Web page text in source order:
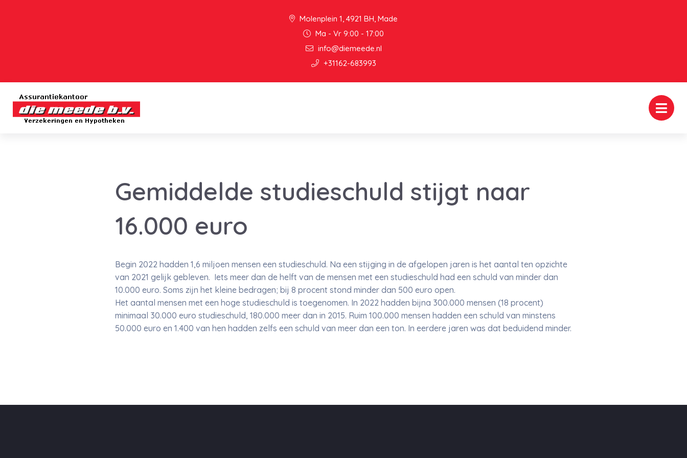
Molenplein 1, 4921 BH, Made
Ma - Vr 9:00 - 17:00
info@diemeede.nl
+31162-683993
Gemiddelde studieschuld stijgt naar
16.000 euro
Begin 2022 hadden 1,6 miljoen mensen een studieschuld. Na een stijging in de afgelopen jaren is het aantal ten opzichte
van 2021 gelijk gebleven. Iets meer dan de helft van de mensen met een studieschuld had een schuld van minder dan
10.000 euro. Soms zijn het kleine bedragen; bij 8 procent stond minder dan 500 euro open.
Het aantal mensen met een hoge studieschuld is toegenomen. In 2022 hadden bijna 300.000 mensen (18 procent)
minimaal 30.000 euro studieschuld, 180.000 meer dan in 2015. Ruim 100.000 mensen hadden een schuld van minstens
50.000 euro en 1.400 van hen hadden zelfs een schuld van meer dan een ton. In eerdere jaren was dat beduidend minder.